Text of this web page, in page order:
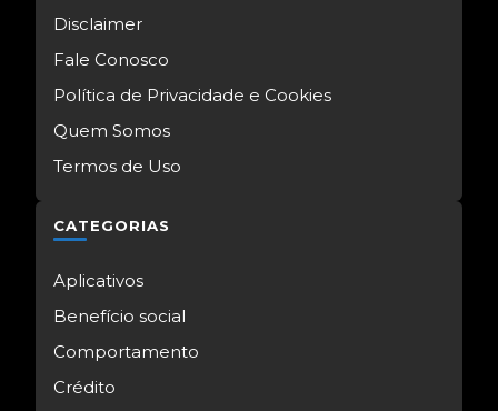
Disclaimer
Fale Conosco
Política de Privacidade e Cookies
Quem Somos
Termos de Uso
CATEGORIAS
Aplicativos
Benefício social
Comportamento
Crédito